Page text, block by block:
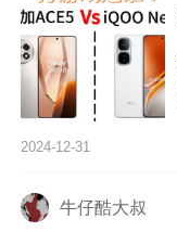
2024-12-31
牛仔酷大叔